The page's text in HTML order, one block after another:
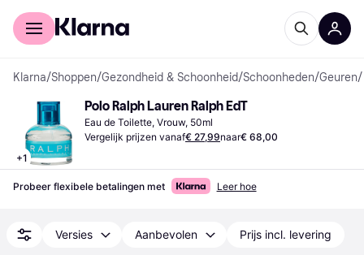
Voor shoppers
Klarna/Shoppen/Gezondheid & Schoonheid/Schoonheden/Geuren/
+1
Polo Ralph Lauren Ralph EdT
Eau de Toilette, Vrouw, 50ml
Vergelijk prijzen vanaf€ 27,99naar€ 68,00
Probeer flexibele betalingen met Leer hoe
Versies Aanbevolen Prijs incl. levering